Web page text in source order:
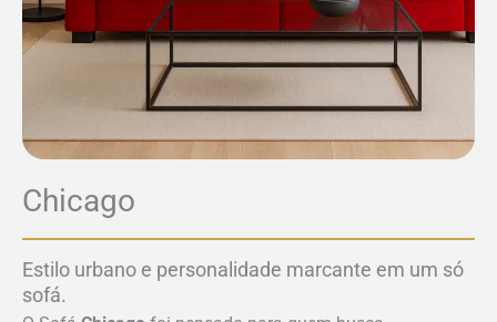
Chicago
Estilo urbano e personalidade marcante em um só
sofá.